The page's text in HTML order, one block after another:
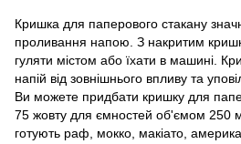
Кришка для паперового стакану
проливання напою. З накритим
гуляти містом або їхати в машині.
напій від зовнішнього впливу та
Ви можете придбати кришку для
75 жовту для ємностей об'ємом 250
готують раф, мокко, макіато,